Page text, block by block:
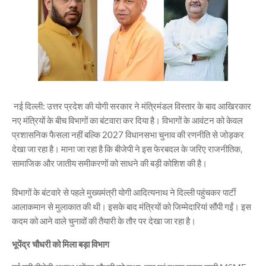
नई दिल्ली: उत्तर प्रदेश की योगी सरकार ने मंत्रिमंडल विस्तार के बाद आखिरकार
नए मंत्रियों के बीच विभागों का बंटवारा कर दिया है। विभागों के आवंटन को केवल
प्रशासनिक फैसला नहीं बल्कि 2027 विधानसभा चुनाव की रणनीति से जोड़कर
देखा जा रहा है। माना जा रहा है कि बीजेपी ने इस फेरबदल के जरिए राजनीतिक,
सामाजिक और जातीय समीकरणों को साधने की बड़ी कोशिश की है।
विभागों के बंटवारे से पहले मुख्यमंत्री योगी आदित्यनाथ ने दिल्ली पहुंचकर पार्टी
आलाकमान से मुलाकात की थी। इसके बाद मंत्रियों को जिम्मेदारियां सौंपी गईं। इस
कदम को आने वाले चुनावों की तैयारी के तौर पर देखा जा रहा है।
भूपेंद्र चौधरी को मिला बड़ा विभाग